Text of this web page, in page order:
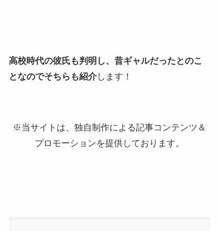
高校時代の彼氏も判明し、昔ギャルだったとのこ
となのでそちらも紹介します！
※当サイトは、独自制作による記事コンテンツ＆
プロモーションを提供しております。